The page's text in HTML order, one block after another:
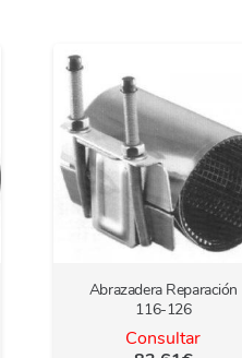
Abrazadera Reparación
116-126
Consultar